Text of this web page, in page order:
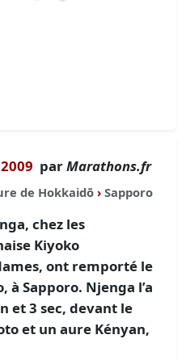
parMarathons.fr
de Hokkaidō › Sapporo
chez les
Kiyoko
ont remporté le
à Sapporo. Njenga l’a
et 3 sec, devant le
et un aure Kényan,